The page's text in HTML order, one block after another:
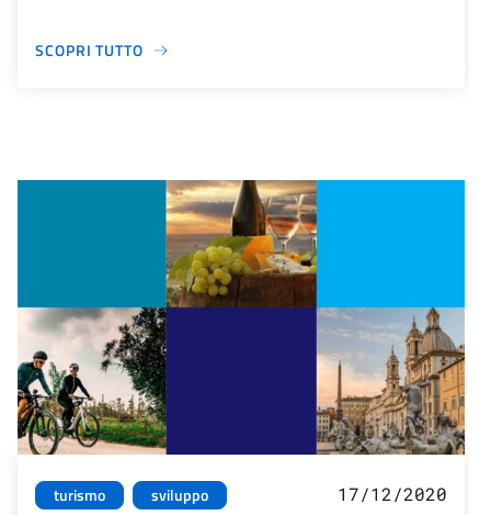
SCOPRI TUTTO
turismo
sviluppo
17/12/2020